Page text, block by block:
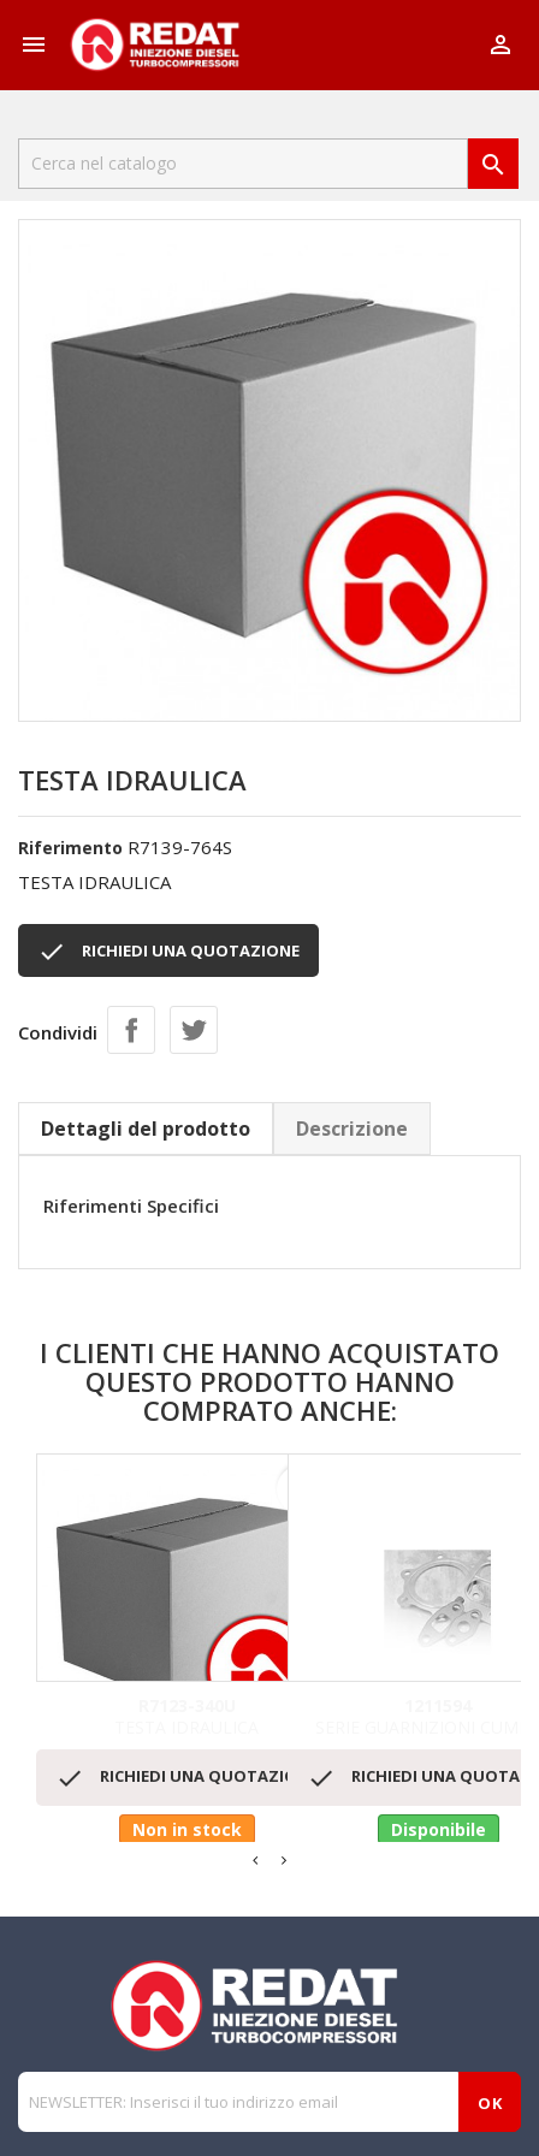
 

TESTA IDRAULICA
Riferimento R7139-764S
TESTA IDRAULICA
 RICHIEDI UNA QUOTAZIONE
Condividi
Dettagli del prodotto Descrizione
Riferimenti Specifici
I CLIENTI CHE HANNO ACQUISTATO
QUESTO PRODOTTO HANNO
COMPRATO ANCHE:
 RICHIEDI UNA QUOTAZIONE
Non in stock
 RICHIEDI UNA
Disponibile